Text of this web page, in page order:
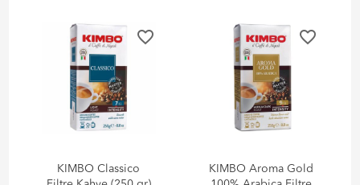
favorite_border
KIMBO Classico
favorite_border
KIMBO Aroma Gold